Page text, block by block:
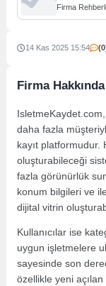
Firma
14 Kas 2025 15:54
Firma Hakkında
daha fazla
kayıt
oluşturabileceği
fazla görünürlük
konum bilgileri ve
dijital vitrin
Kullanıcılar ise
uygun işletmelere
sayesinde son
özellikle yeni